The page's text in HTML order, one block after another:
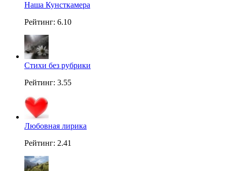
Наша Кунсткамера
Рейтинг: 6.10
Стихи без рубрики
Рейтинг: 3.55
Любовная лирика
Рейтинг: 2.41